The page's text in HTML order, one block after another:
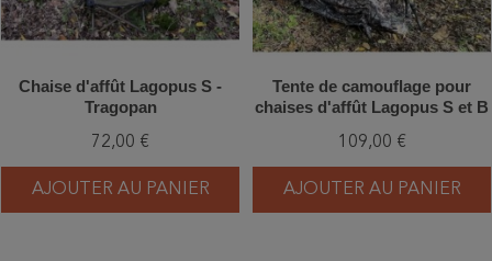
Chaise d'affût Lagopus S -
Tragopan
72,00 €
AJOUTER AU PANIER
Tente de camouflage pour
chaises d'affût Lagopus S et B
109,00 €
AJOUTER AU PANIER